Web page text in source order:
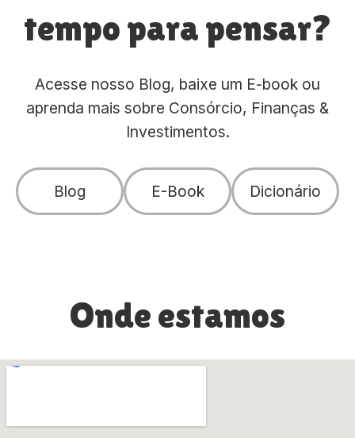
tempo para pensar?
Acesse nosso Blog, baixe um E-book ou
aprenda mais sobre Consórcio, Finanças &
Investimentos.
Blog E-Book Dicionário
Onde estamos